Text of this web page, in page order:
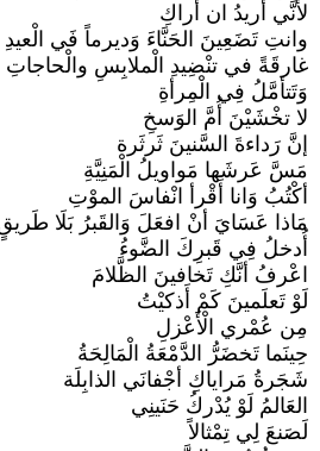
لأنَّي أريدُ ان أَراكِ
وانتِ تَضَعِينَ الحَنَّاءَ وَديرماً فَي الْعيدِ
غارقَةً في تنْضِيدِ الْملابِسِ والْحاجاتِ
وَتَتأمَّلُ فِي الْمِرأةِ
لا تخْشَيْنَ أُمَّ الوَسخِ
إنَّ رَداءةَ السَّنينَ ثَرثَرة
مَسَّ عَرشَها مَواويلُ الْمَنِيَّةِ
أكْتُبُ وَانا أَقْرأ انْفاسَ الموْتِ
مَاذا عَسَايَ أنْ افعَلَ وَالقَبرُ بَلَا
أُدخلُ فِي قَبرِكَ الضَّوءُ
اعْرفُ أنَّكِ تَخافينَ الظَّلامَ
لَوْ تَعلَمينَ كَمْ أَذكيْتُ
مِن عُمْري الْأَعْزلِ
حِينَما تَخضَرُّ الدَّمْعَةُ الْمَالِحَةُ
شَجَرةُ مَراياكِ أجْفانَي الذابِلَة
العَالمُ لَوْ يُدْركُ حَنَينِي
لَصَنعَ لِي تِمْثالاً